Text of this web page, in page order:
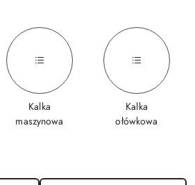
Kalka
maszynowa
Kalka
ołówkowa